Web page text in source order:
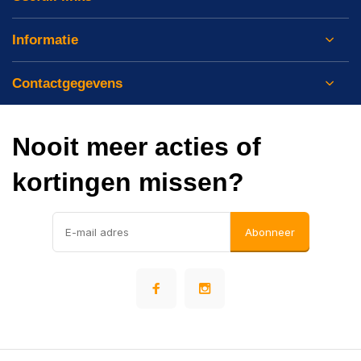
Informatie
Contactgegevens
Nooit meer acties of
kortingen missen?
Abonneer